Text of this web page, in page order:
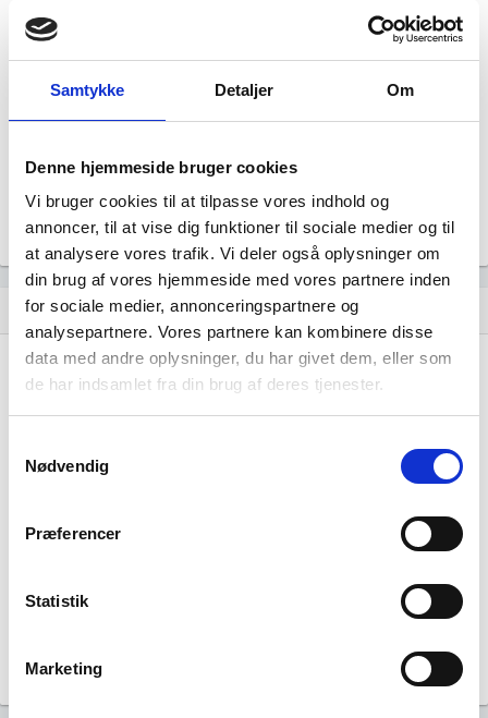
Samtykke Detaljer Om
Denne hjemmeside bruger cookies
Vi bruger cookies til at tilpasse vores indhold og
annoncer, til at vise dig funktioner til sociale medier og til
at analysere vores trafik. Vi deler også oplysninger om
din brug af vores hjemmeside med vores partnere inden
for sociale medier, annonceringspartnere og
analysepartnere. Vores partnere kan kombinere disse
data med andre oplysninger, du har givet dem, eller som
de har indsamlet fra din brug af deres tjenester.
Nødvendig
Præferencer
Statistik
Marketing
Hjemmeside
http://skovbakdesign.com
Status
Aktiv
Uoplyst
Formål
Uoplyst
Tegningsregel
Uoplyst
show_chart Udvikling i antal ansatte
SkovbakDesign har ikke haft nogen
beskæftigelse endnu. Vi kan derfor ikke
generere figuren for denne virksomhed.